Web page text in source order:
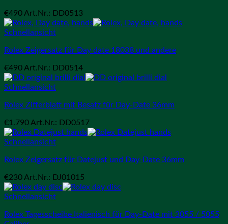
€490 Art.Nr.: DD0513
Schnellansicht
Rolex Zeigersatz für Day date 18038 und andere
€490 Art.Nr.: DD0514
Schnellansicht
Rolex Zifferblatt mit Besatz für Day-Date 36mm
€1.790 Art.Nr.: DD0517
Schnellansicht
Rolex Zeigersatz für Datejust und Day-Date 36mm
€230 Art.Nr.: DJ01015
Schnellansicht
Rolex Tagesscheibe Italienisch für Day-Date mit 3055 / 5055